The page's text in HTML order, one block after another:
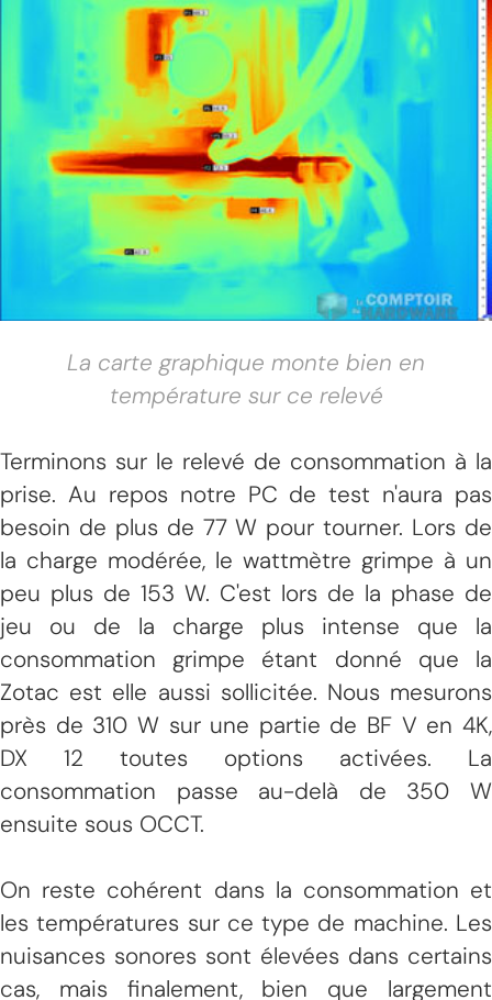
La carte graphique monte bien en
température sur ce relevé
Terminons sur le relevé de consommation à la
prise. Au repos notre PC de test n'aura pas
besoin de plus de 77 W pour tourner. Lors de
la charge modérée, le wattmètre grimpe à un
peu plus de 153 W. C'est lors de la phase de
jeu ou de la charge plus intense que la
consommation grimpe étant donné que la
Zotac est elle aussi sollicitée. Nous mesurons
près de 310 W sur une partie de BF V en 4K,
DX 12 toutes options activées. La
consommation passe au-delà de 350 W
ensuite sous OCCT.
On reste cohérent dans la consommation et
les températures sur ce type de machine. Les
nuisances sonores sont élevées dans certains
cas, mais finalement, bien que largement